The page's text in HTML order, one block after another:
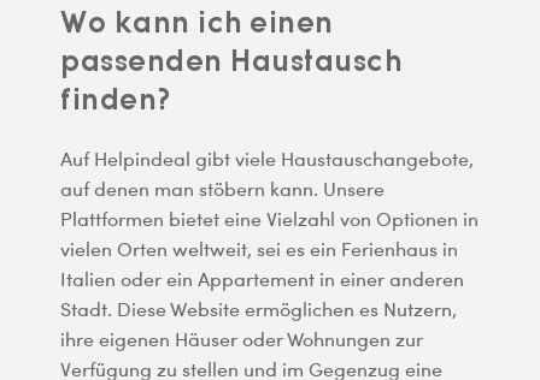
Wo kann ich einen
passenden Haustausch
finden?
Auf Helpindeal gibt viele Haustauschangebote,
auf denen man stöbern kann. Unsere
Plattformen bietet eine Vielzahl von Optionen in
vielen Orten weltweit, sei es ein Ferienhaus in
Italien oder ein Appartement in einer anderen
Stadt. Diese Website ermöglichen es Nutzern,
ihre eigenen Häuser oder Wohnungen zur
Verfügung zu stellen und im Gegenzug eine